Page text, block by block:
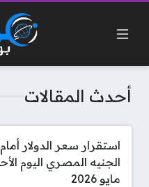
أحدث المقالات
استقرار سعر الدولار أمام
مايو 2026